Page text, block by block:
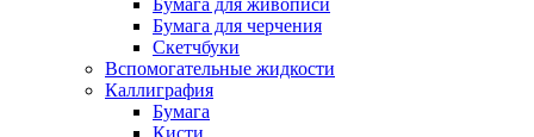
Бумага для живописи
Бумага для черчения
Скетчбуки
Вспомогательные жидкости
Каллиграфия
Бумага
Кисти